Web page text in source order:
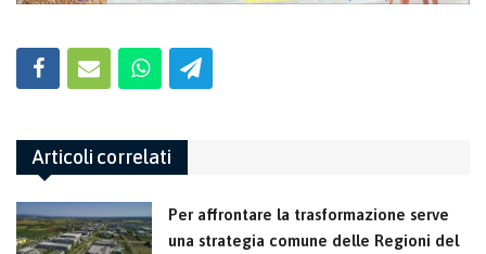
Articoli correlati
Per affrontare la trasformazione serve
una strategia comune delle Regioni del